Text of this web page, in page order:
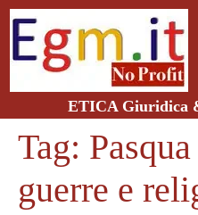
ETICA Giuridica
Tag:
guerre e